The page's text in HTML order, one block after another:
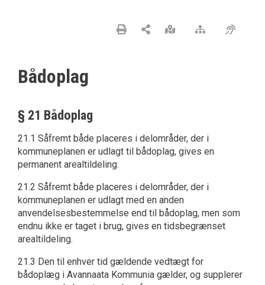
Bådoplag
§ 21 Bådoplag
21.1 Såfremt både placeres i delområder, der i
kommuneplanen er udlagt til bådoplag, gives en
permanent arealtildeling.
21.2 Såfremt både placeres i delområder, der i
kommuneplanen er udlagt med en anden
anvendelsesbestemmelse end til bådoplag, men som
endnu ikke er taget i brug, gives en tidsbegrænset
arealtildeling.
21.3 Den til enhver tid gældende vedtægt for
bådoplæg i Avannaata Kommunia gælder, og supplerer